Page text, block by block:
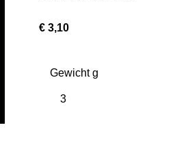
€ 3,10
Gewicht g